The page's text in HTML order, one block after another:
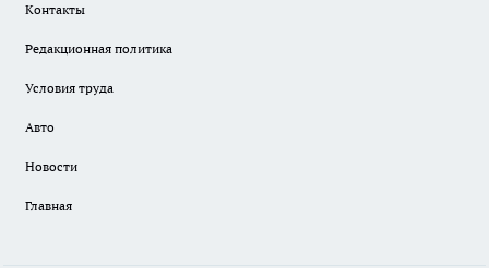
Контакты
Редакционная политика
Условия труда
Авто
Новости
Главная